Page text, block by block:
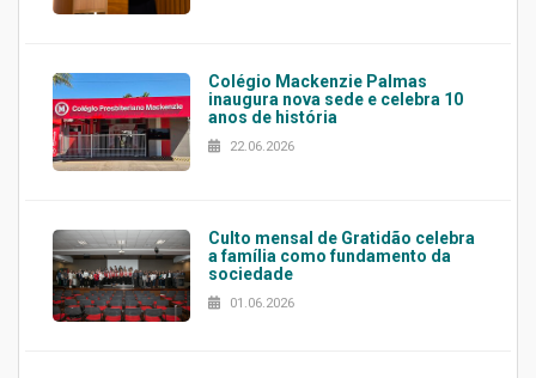
Colégio Mackenzie Palmas
inaugura nova sede e celebra 10
anos de história
22.06.2026
Culto mensal de Gratidão celebra
a família como fundamento da
sociedade
01.06.2026